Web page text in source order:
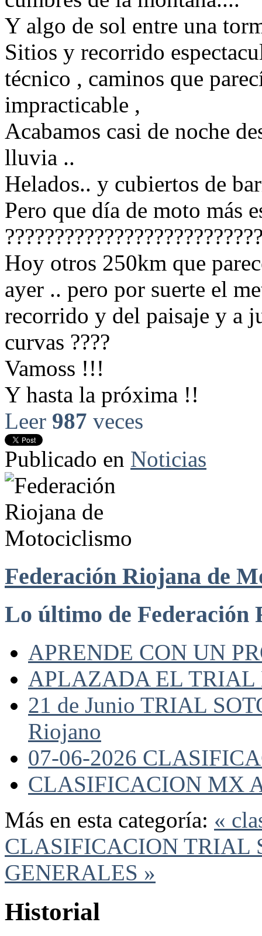
Y algo de sol entre una
Sitios y recorrido
técnico , caminos que
impracticable ,
Acabamos casi de noche
lluvia ..
Helados.. y cubiertos de
Pero que día de moto más
Hoy otros 250km que
ayer .. pero por suerte el
recorrido y del paisaje y a
curvas ????
Vamoss !!!
Y hasta la próxima !!
Leer 987 veces
Publicado en Noticias
Federación Riojana de
Lo último de Federación
APRENDE CON UN
APLAZADA EL TRIAL
21 de Junio TRIAL
Riojano
07-06-2026
CLASIFICACION MX
Más en esta categoría: «
CLASIFICACION TRIAL
GENERALES »
Historial